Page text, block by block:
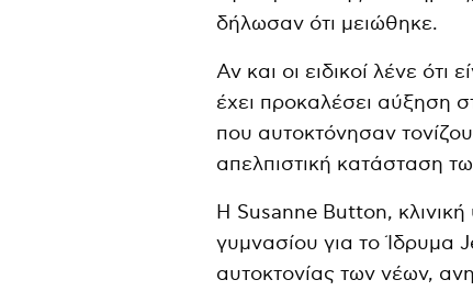
δήλωσαν ότι μειώθηκε.
Αν και οι ειδικοί λένε ότι
έχει προκαλέσει αύξηση
που αυτοκτόνησαν
απελπιστική κατάσταση
Η Susanne Button,
γυμνασίου για το Ίδρυμα
αυτοκτονίας των νέων,